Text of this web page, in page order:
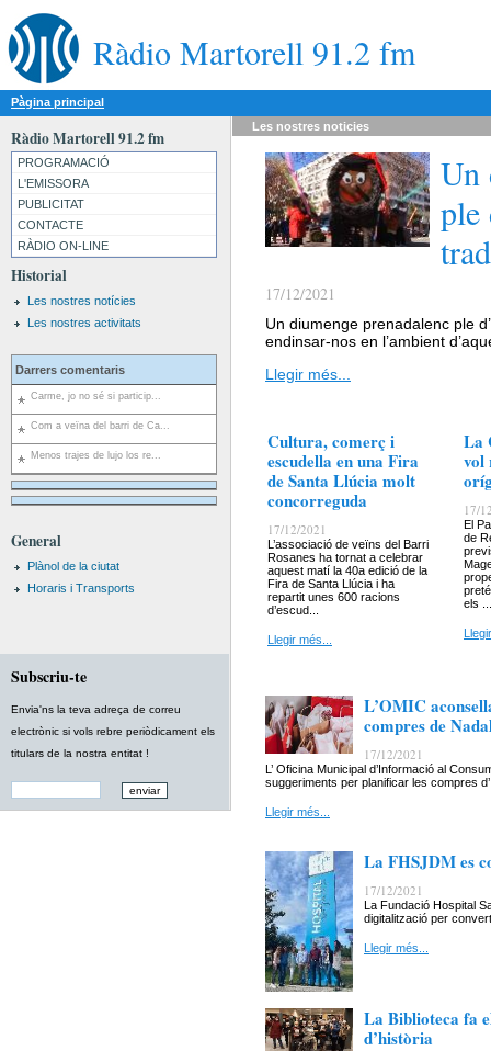
Ràdio Martorell 91.2 fm
Pàgina principal
Ràdio Martorell 91.2 fm
PROGRAMACIÓ
L'EMISSORA
PUBLICITAT
CONTACTE
RÀDIO ON-LINE
Historial
Les nostres notícies
Les nostres activitats
Darrers comentaris
Carme, jo no sé si particip...
Com a veïna del barri de Ca...
Menos trajes de lujo los re...
General
Plànol de la ciutat
Horaris i Transports
Subscriu-te
Envia'ns la teva adreça de correu
electrònic si vols rebre periòdicament els
titulars de la nostra entitat !
Les nostres noticies
Un
ple
17/12/2021
Un diumenge prenadalenc ple
endinsar-nos en l’ambient
Llegir més...
Cultura, comerç i
escudella en una Fira
de Santa Llúcia molt
concorreguda
17/12/2021
L’associació de veïns del Barri
Rosanes ha tornat a celebrar
aquest matí la 40a edició de la
Fira de Santa Llúcia i ha
repartit unes 600 racions
d’escud...
Llegir més...
La
vol
17/
El
de
els ...
L’OMIC
compres de
17/12/2021
L’ Oficina Municipal d’Informació al
suggeriments per planificar les compres
Llegir més...
La FHSJDM es
17/12/2021
La Fundació Hospital
digitalització per
Llegir més...
La Biblioteca fa
d’història